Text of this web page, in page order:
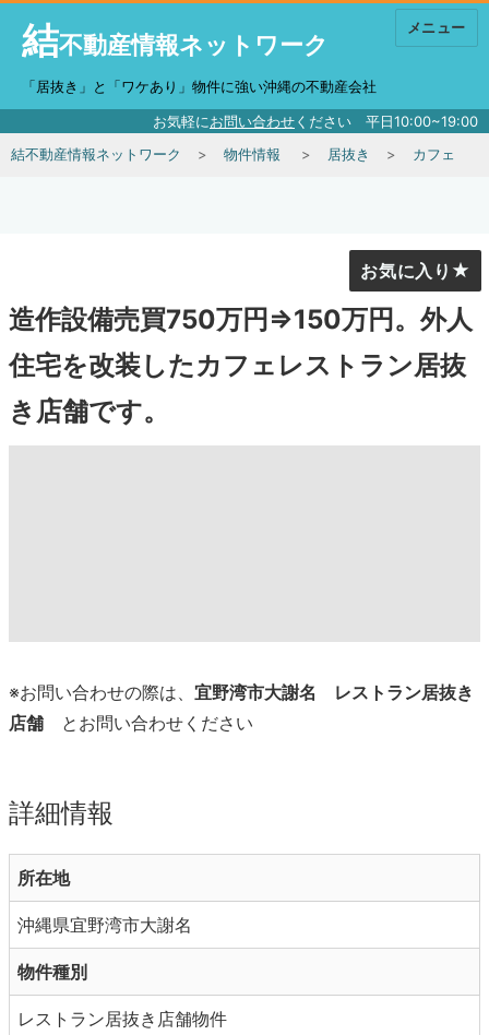
結不動産情報ネットワーク
「居抜き」と「ワケあり」物件に強い沖縄の不動産会社
お気軽にお問い合わせください 平日10:00~19:00
メニュー
結不動産情報ネットワーク 物件情報 居抜き カフェ
造作設備売買750万円⇒150万円。外人
住宅を改装したカフェレストラン居抜
き店舗です。
お気に入り
※お問い合わせの際は、 宜野湾市大謝名 レストラン居抜き
店舗 とお問い合わせください
詳細情報
所在地
沖縄県宜野湾市大謝名
物件種別
レストラン居抜き店舗物件